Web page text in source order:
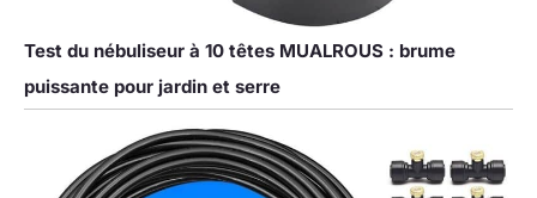
Test du nébuliseur à 10 têtes MUALROUS : brume
puissante pour jardin et serre